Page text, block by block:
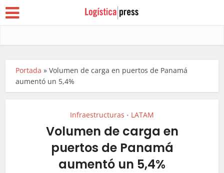
Portada »Volumen de carga en puertos de Panamá
aumentó un 5,4%
Infraestructuras • LATAM
Volumen de carga en
puertos de Panamá
aumentó un 5,4%